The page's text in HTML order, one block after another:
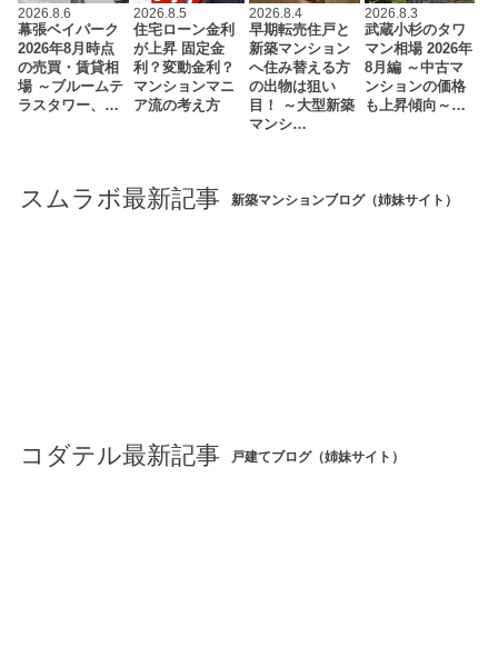
2026.8.6
幕張ベイパーク
2026年8月時点
の売買・賃貸相
場 ～ブルームテ
ラスタワー、…
2026.8.5
住宅ローン金利
が上昇 固定金
利？変動金利？
マンションマニ
ア流の考え方
2026.8.4
早期転売住戸と
新築マンション
へ住み替える方
の出物は狙い
目！ ～大型新築
マンシ…
2026.8.3
武蔵小杉のタワ
マン相場 2026年
8月編 ～中古マ
ンションの価格
も上昇傾向～…
スムラボ最新記事 新築マンションブログ（姉妹サイト）
コダテル最新記事 戸建てブログ（姉妹サイト）